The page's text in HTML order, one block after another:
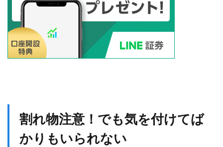
割れ物注意！でも気を付けてば
かりもいられない